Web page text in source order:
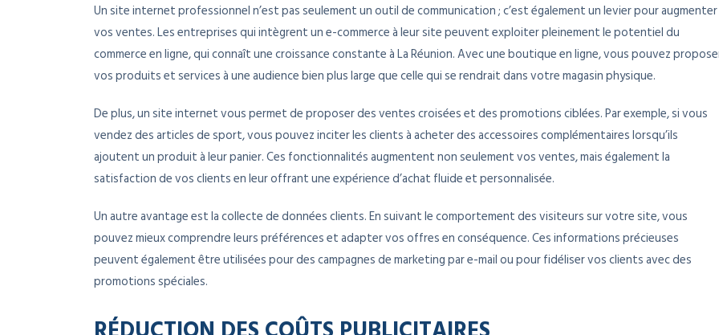
Un site internet professionnel n’est pas seulement un outil de communication ; c’est également un levier pour augmenter
vos ventes. Les entreprises qui intègrent un e-commerce à leur site peuvent exploiter pleinement le potentiel du
commerce en ligne, qui connaît une croissance constante à La Réunion. Avec une boutique en ligne, vous pouvez
vos produits et services à une audience bien plus large que celle qui se rendrait dans votre magasin physique.
De plus, un site internet vous permet de proposer des ventes croisées et des promotions ciblées. Par exemple, si vous
vendez des articles de sport, vous pouvez inciter les clients à acheter des accessoires complémentaires lorsqu’ils
ajoutent un produit à leur panier. Ces fonctionnalités augmentent non seulement vos ventes, mais également la
satisfaction de vos clients en leur offrant une expérience d’achat fluide et personnalisée.
Un autre avantage est la collecte de données clients. En suivant le comportement des visiteurs sur votre site, vous
pouvez mieux comprendre leurs préférences et adapter vos offres en conséquence. Ces informations précieuses
peuvent également être utilisées pour des campagnes de marketing par e-mail ou pour fidéliser vos clients avec des
promotions spéciales.